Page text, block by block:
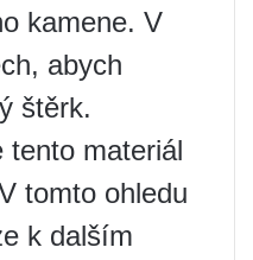
kamene. V
abych
štěrk.
tento materiál
tomto ohledu
k dalším